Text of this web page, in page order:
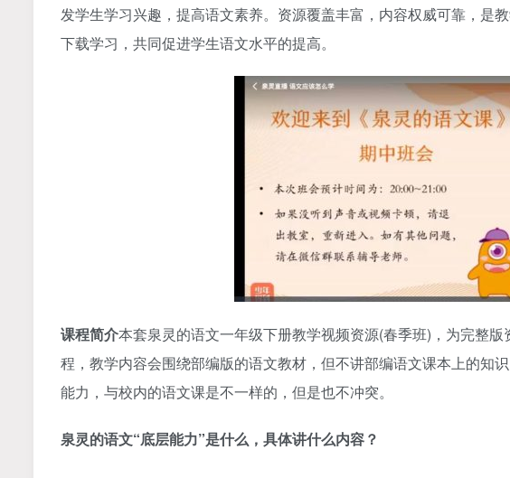
发学生学习兴趣，提高语文素养。资源覆盖丰富，内容权威可靠，是
下载学习，共同促进学生语文水平的提高。
课程简介本套泉灵的语文一年级下册教学视频资源(春季班)，为完整
程，教学内容会围绕部编版的语文教材，但不讲部编语文课本上的知
能力，与校内的语文课是不一样的，但是也不冲突。
泉灵的语文“底层能力”是什么，具体讲什么内容？